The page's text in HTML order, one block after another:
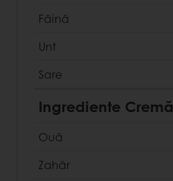
Făină
Unt
Sare
Ingrediente Cremă
Ouă
Zahăr